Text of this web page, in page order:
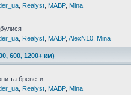
Realyst MABP, Mina
Realyst MABP, AlexN10 Mina
600, 1200+ км)
та бревети
Realyst MABP, Mina